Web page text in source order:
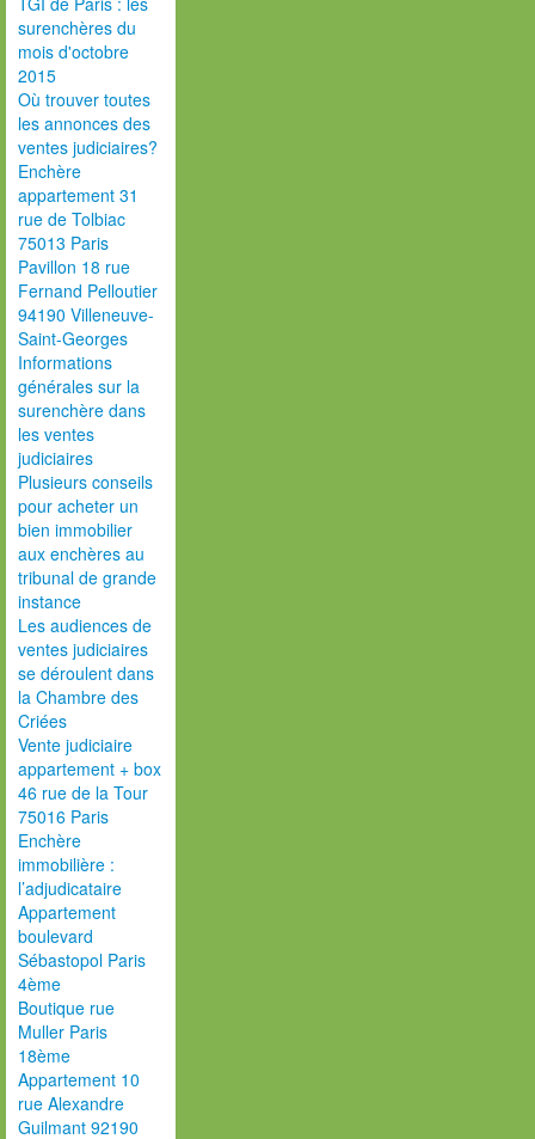
surenchères du
mois d'octobre
2015
Où trouver toutes
les annonces des
ventes judiciaires?
Enchère
appartement 31
rue de Tolbiac
75013 Paris
Pavillon 18 rue
Fernand Pelloutier
94190 Villeneuve-
Saint-Georges
Informations
générales sur la
surenchère dans
les ventes
judiciaires
Plusieurs conseils
pour acheter un
bien immobilier
aux enchères au
tribunal de grande
instance
Les audiences de
ventes judiciaires
se déroulent dans
la Chambre des
Criées
Vente judiciaire
appartement + box
46 rue de la Tour
75016 Paris
Enchère
immobilière :
l’adjudicataire
Appartement
boulevard
Sébastopol Paris
4ème
Boutique rue
Muller Paris
18ème
Appartement 10
rue Alexandre
Guilmant 92190